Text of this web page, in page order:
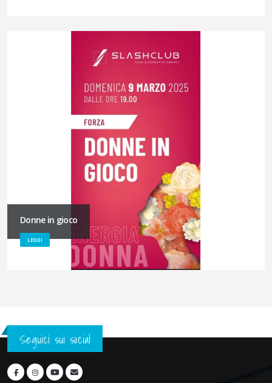
Donne in gioco
LEGGI
Seguici sui social